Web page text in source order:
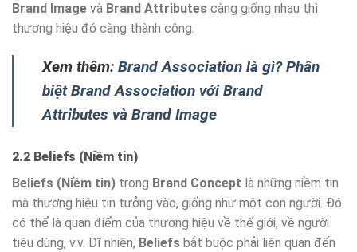
Brand Image và Brand Attributes càng giống nhau thì
thương hiệu đó càng thành công.
Xem thêm: Brand Association là gì? Phân
biệt Brand Association với Brand
Attributes và Brand Image
2.2 Beliefs (Niềm tin)
Beliefs (Niềm tin) trong Brand Concept là những niềm tin
mà thương hiệu tin tưởng vào, giống như một con người. Đó
có thể là quan điểm của thương hiệu về thế giới, về người
tiêu dùng, v.v. Dĩ nhiên, Beliefs bắt buộc phải liên quan đến